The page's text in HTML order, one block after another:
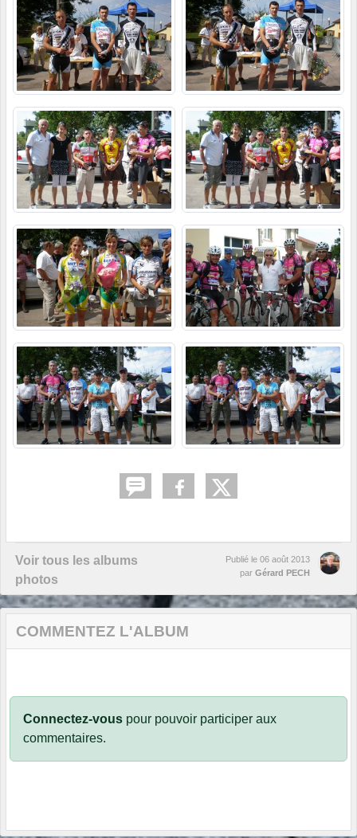
Voir tous les albums
photos
Publié le 06 août 2013
par Gérard PECH
COMMENTEZ L'ALBUM
Connectez-vous pour pouvoir participer aux
commentaires.